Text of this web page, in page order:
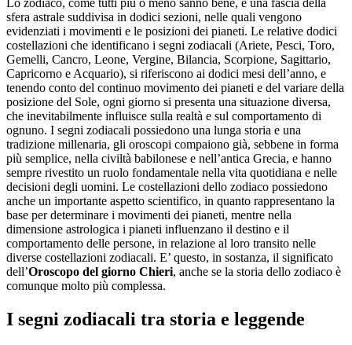
Lo zodiaco, come tutti più o meno sanno bene, è una fascia della
sfera astrale suddivisa in dodici sezioni, nelle quali vengono
evidenziati i movimenti e le posizioni dei pianeti. Le relative dodici
costellazioni che identificano i segni zodiacali (Ariete, Pesci, Toro,
Gemelli, Cancro, Leone, Vergine, Bilancia, Scorpione, Sagittario,
Capricorno e Acquario), si riferiscono ai dodici mesi dell’anno, e
tenendo conto del continuo movimento dei pianeti e del variare della
posizione del Sole, ogni giorno si presenta una situazione diversa,
che inevitabilmente influisce sulla realtà e sul comportamento di
ognuno. I segni zodiacali possiedono una lunga storia e una
tradizione millenaria, gli oroscopi compaiono già, sebbene in forma
più semplice, nella civiltà babilonese e nell’antica Grecia, e hanno
sempre rivestito un ruolo fondamentale nella vita quotidiana e nelle
decisioni degli uomini. Le costellazioni dello zodiaco possiedono
anche un importante aspetto scientifico, in quanto rappresentano la
base per determinare i movimenti dei pianeti, mentre nella
dimensione astrologica i pianeti influenzano il destino e il
comportamento delle persone, in relazione al loro transito nelle
diverse costellazioni zodiacali. E’ questo, in sostanza, il significato
dell’Oroscopo del giorno Chieri, anche se la storia dello zodiaco è
comunque molto più complessa.
I segni zodiacali tra storia e leggende